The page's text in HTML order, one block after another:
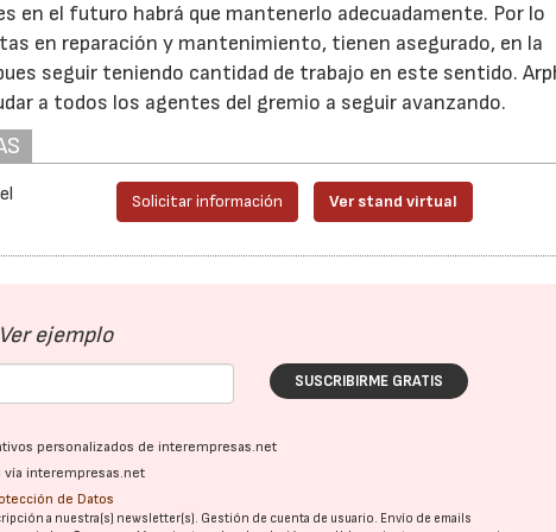
en el futuro habrá que mantenerlo adecuadamente. Por lo
en reparación y mantenimiento, tienen asegurado, en la
seguir teniendo cantidad de trabajo en este sentido.
a todos los agentes del gremio a seguir avanzando.
Solicitar información Ver stand virtual
Ver ejemplo
SUSCRIBIRME GRATIS
personalizados de interempresas.net
interempresas.net
de Datos
a nuestra(s) newsletter(s). Gestión de cuenta de usuario. Envío de emails